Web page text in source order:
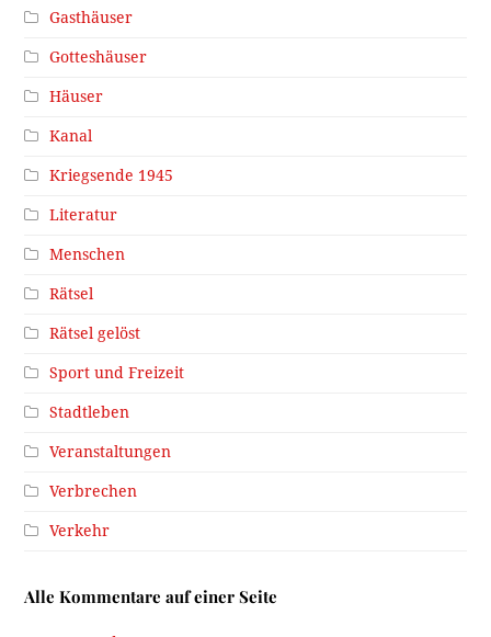
Gasthäuser
Gotteshäuser
Häuser
Kanal
Kriegsende 1945
Literatur
Menschen
Rätsel
Rätsel gelöst
Sport und Freizeit
Stadtleben
Veranstaltungen
Verbrechen
Verkehr
Alle Kommentare auf einer Seite